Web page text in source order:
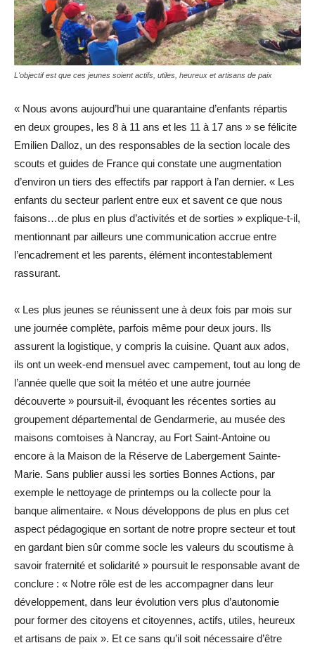
L'objectif est que ces jeunes soient actifs, utiles, heureux et artisans de paix
« Nous avons aujourd’hui une quarantaine d’enfants répartis
en deux groupes, les 8 à 11 ans et les 11 à 17 ans » se félicite
Emilien Dalloz, un des responsables de la section locale des
scouts et guides de France qui constate une augmentation
d’environ un tiers des effectifs par rapport à l’an dernier. « Les
enfants du secteur parlent entre eux et savent ce que nous
faisons…de plus en plus d’activités et de sorties » explique-t-il,
mentionnant par ailleurs une communication accrue entre
l’encadrement et les parents, élément incontestablement
rassurant.
« Les plus jeunes se réunissent une à deux fois par mois sur
une journée complète, parfois même pour deux jours. Ils
assurent la logistique, y compris la cuisine. Quant aux ados,
ils ont un week-end mensuel avec campement, tout au long de
l’année quelle que soit la météo et une autre journée
découverte » poursuit-il, évoquant les récentes sorties au
groupement départemental de Gendarmerie, au musée des
maisons comtoises à Nancray, au Fort Saint-Antoine ou
encore à la Maison de la Réserve de Labergement Sainte-
Marie. Sans publier aussi les sorties Bonnes Actions, par
exemple le nettoyage de printemps ou la collecte pour la
banque alimentaire. « Nous développons de plus en plus cet
aspect pédagogique en sortant de notre propre secteur et tout
en gardant bien sûr comme socle les valeurs du scoutisme à
savoir fraternité et solidarité » poursuit le responsable avant de
conclure : « Notre rôle est de les accompagner dans leur
développement, dans leur évolution vers plus d’autonomie
pour former des citoyens et citoyennes, actifs, utiles, heureux
et artisans de paix ». Et ce sans qu’il soit nécessaire d’être